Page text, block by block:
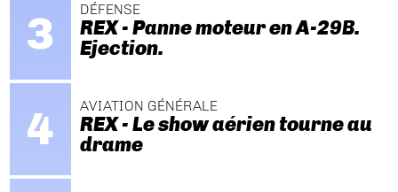
DÉFENSE
REX - Panne moteur en A-29B.
Ejection.
AVIATION GÉNÉRALE
REX - Le show aérien tourne au
drame